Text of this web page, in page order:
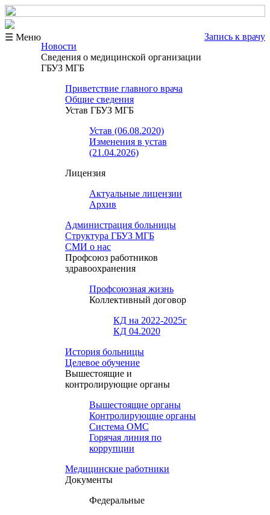
☰ Меню
Запись к врачу
Новости
Сведения о медицинской организации
ГБУЗ МГБ
Приветствие главного врача
Общие сведения
Устав ГБУЗ МГБ
Устав (06.08.2020)
Изменения в устав
(21.04.2026)
Лицензия
Актуальные лицензии
Архив
Администрация больницы
Структура ГБУЗ МГБ
СМИ о нас
Профсоюз работников
здравоохранения
Профсоюзная жизнь
Коллективный договор
КД на 2022-2025г
КД 04.2020
История больницы
Целевое обучение
Вышестоящие и
контролирующие органы
Вышестоящие органы
Контролирующие органы
Система ОМС
Горячая линия по
коррупции
Медицинские работники
Документы
Федеральные